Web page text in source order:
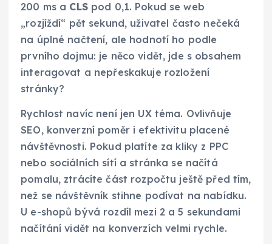
200 ms a CLSpod 0,1. Pokud se web
„rozjíždí“ pět sekund, uživatel často nečeká
na úplné načtení, ale hodnotí ho podle
prvního dojmu: je něco vidět, jde s obsahem
interagovat a nepřeskakuje rozložení
stránky?
Rychlost navíc není jen UX téma. Ovlivňuje
SEO, konverzní poměr i efektivitu placené
návštěvnosti. Pokud platíte za kliky z PPC
nebo sociálních sítí a stránka se načítá
pomalu, ztrácíte část rozpočtu ještě před tím,
než se návštěvník stihne podívat na nabídku.
U e-shopů bývá rozdíl mezi 2 a 5 sekundami
načítání vidět na konverzích velmi rychle.